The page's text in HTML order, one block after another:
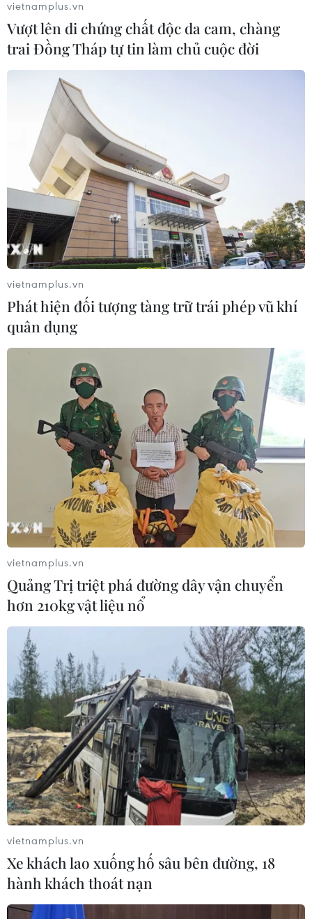
TIN CÙNG CHUYÊN MỤC
Iceland trước cuộc trưng cầu ý dân
về nối lại đàm phán gia nhập EU
08/08/2026 07:54
Italy bác tối hậu thư của Tây Ban Nha
vietnamplus.vn
Vượt lên di chứng chất độc da cam, chàng
trai Đồng Tháp tự tin làm chủ cuộc đời
vietnamplus.vn
Phát hiện đối tượng tàng trữ trái phép vũ khí
quân dụng
vietnamplus.vn
Quảng Trị triệt phá đường dây vận chuyển
hơn 210kg vật liệu nổ
vietnamplus.vn
Xe khách lao xuống hố sâu bên đường, 18
hành khách thoát nạn